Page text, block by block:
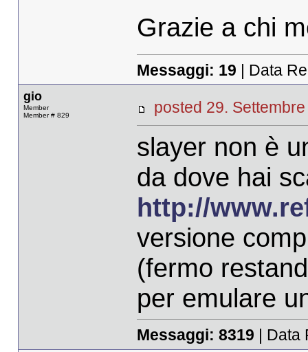
Grazie a chi
Messaggi: 19 | Data
gio
Member
Member # 829
posted 29.
slayer non è
da dove hai
http://
versione
(fermo
per emulare
Messaggi: 8319 | Data